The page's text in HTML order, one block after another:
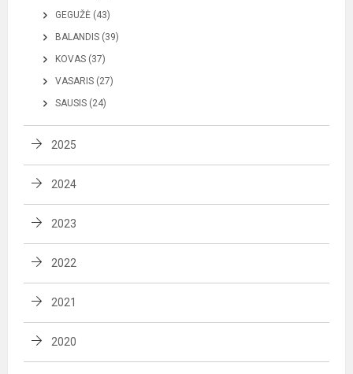
GEGUŽĖ (43)
BALANDIS (39)
KOVAS (37)
VASARIS (27)
SAUSIS (24)
2025
2024
2023
2022
2021
2020